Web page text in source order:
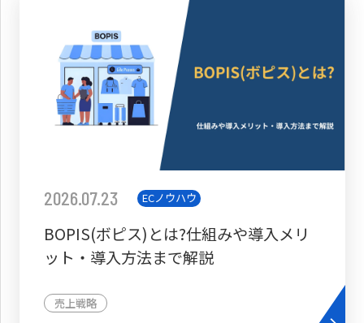
2026.07.23 ECノウハウ
BOPIS(ボピス)とは?仕組みや導入メリ
ット・導入方法まで解説
売上戦略